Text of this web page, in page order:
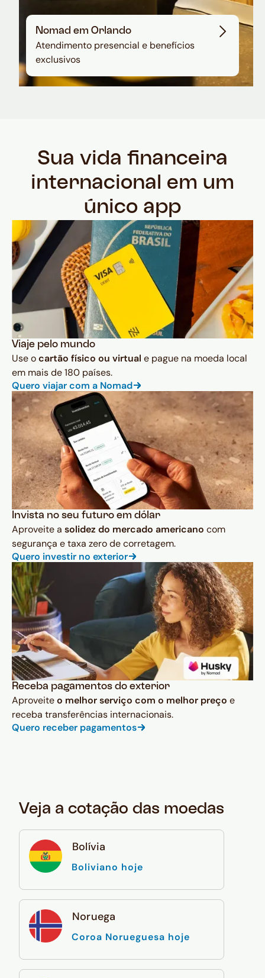
Nomad em Orlando
Atendimento presencial e benefícios
exclusivos
Sua vida financeira
internacional em um
único app
Viaje pelo mundo
Use ocartão físico ou virtual e pague na moeda local
em mais de 180 países.
Quero viajar com a Nomad
Invista no seu futuro em dólar
Aproveite a solidez do mercado americano com
segurança e taxa zero de corretagem.
Quero investir no exterior
Receba pagamentos do exterior
Aproveiteo melhor serviço com o melhor preço e
receba transferências internacionais.
Quero receber pagamentos
Veja a cotação das moedas
Bolívia
Boliviano hoje
Noruega
Coroa Norueguesa hoje